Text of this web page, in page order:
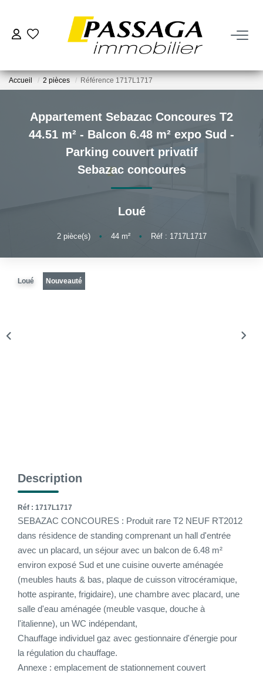
VENDRE
Estimation
FAIRE GÉRER
CONTACT
CONNEXION
Accueil 2 pièces Référence 1717L1717
Appartement Sebazac Concoures T2
44.51 m² - Balcon 6.48 m² expo Sud -
Parking couvert privatif
Sebazac concoures
Loué
2pièce(s) • 44m² • Réf : 1717L1717
Loué Nouveauté
Description
Réf : 1717L1717
SEBAZAC CONCOURES : Produit rare T2 NEUF RT2012
dans résidence de standing comprenant un hall d'entrée
avec un placard, un séjour avec un balcon de 6.48 m²
environ exposé Sud et une cuisine ouverte aménagée
(meubles hauts & bas, plaque de cuisson vitrocéramique,
hotte aspirante, frigidaire), une chambre avec placard, une
salle d'eau aménagée (meuble vasque, douche à
l'italienne), un WC indépendant,
Chauffage individuel gaz avec gestionnaire d'énergie pour
la régulation du chauffage.
Annexe : emplacement de stationnement couvert